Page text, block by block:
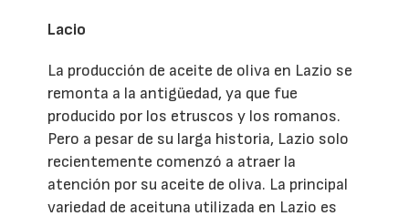
Lacio
La producción de aceite de oliva en Lazio se
remonta a la antigüedad, ya que fue
producido por los etruscos y los romanos.
Pero a pesar de su larga historia, Lazio solo
recientemente comenzó a atraer la
atención por su aceite de oliva. La principal
variedad de aceituna utilizada en Lazio es